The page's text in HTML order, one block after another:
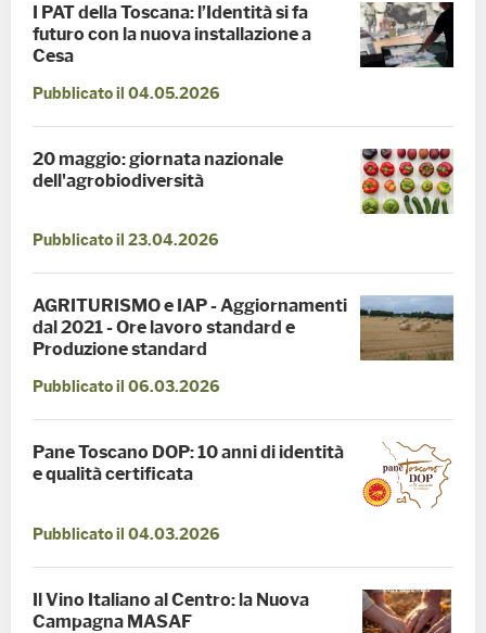
I PAT della Toscana: l’Identità si fa
futuro con la nuova installazione a
Cesa
Pubblicato il 04.05.2026
20 maggio: giornata nazionale
dell'agrobiodiversità
Pubblicato il 23.04.2026
AGRITURISMO e IAP - Aggiornamenti
dal 2021 - Ore lavoro standard e
Produzione standard
Pubblicato il 06.03.2026
Pane Toscano DOP: 10 anni di identità
e qualità certificata
Pubblicato il 04.03.2026
Il Vino Italiano al Centro: la Nuova
Campagna MASAF